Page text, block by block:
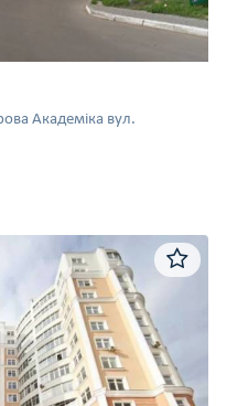
Академіка вул.